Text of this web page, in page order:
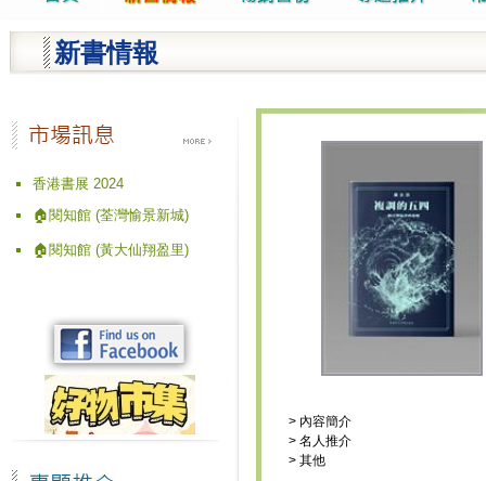
新書情報
香港書展 2024
🏠閱知館 (荃灣愉景新城)
🏠閱知館 (黃大仙翔盈里)
> 內容簡介
> 名人推介
> 其他